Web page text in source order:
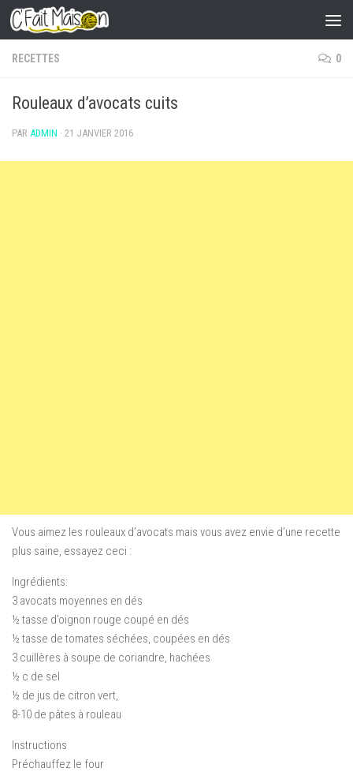
Skip to content
RECETTES 0
Rouleaux d’avocats cuits
PAR ADMIN · 21 JANVIER 2016
Vous aimez les rouleaux d’avocats mais vous avez envie d’une recette
plus saine, essayez ceci :
Ingrédients:
3 avocats moyennes en dés
½ tasse d’oignon rouge coupé en dés
½ tasse de tomates séchées, coupées en dés
3 cuillères à soupe de coriandre, hachées
½ c de sel
½ de jus de citron vert,
8-10 de pâtes à rouleau
Instructions
Préchauffez le four